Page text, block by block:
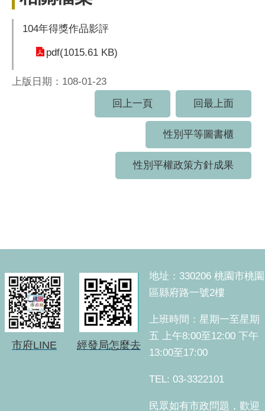
104年得獎作品影評
pdf(1015.61 KB)
上版日期：108-01-23
回上一頁
回最上面
性別平等圖書櫃
性別平權政策方針成果
:::
市府LINE 經發局怎麼去
地址：330206 桃園市桃園
區縣府路一號2樓
上班時間：星期一至星期
五 上午8:00至12:00 下午
13:00至17:00
TEL: 03-3322101
民眾如有市政問題，歡迎